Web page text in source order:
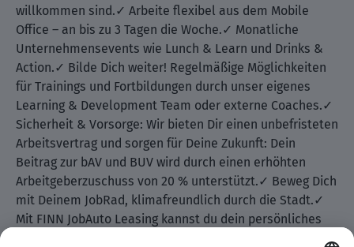
willkommen sind.✓ Arbeite flexibel aus dem Mobile
Office – an bis zu 3 Tagen die Woche.✓ Monatliche
Unternehmensevents wie Lunch & Learn und Drinks &
Action.✓ Bilde Dich weiter! Regelmäßige Möglichkeiten
für Trainings und Fortbildungen durch unser eigenes
Learning & Development Team oder externe Coaches.✓
Sicherheit & Vorsorge: Wir bieten Dir einen unbefristeten
Arbeitsvertrag und sorgen für Deine Zukunft: Dein
Beitrag zur bAV und BUV wird durch einen erhöhten
Arbeitgeberzuschuss von 20 % unterstützt.✓ Beweg Dich
mit Deinem JobRad, klimafreundlich durch die Stadt.✓
Mit FINN JobAuto Leasing kannst du dein persönliches